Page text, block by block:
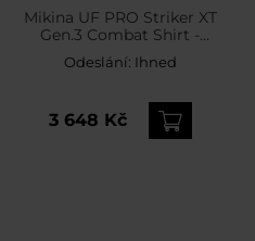
Mikina UF PRO Striker XT
Gen.3 Combat Shirt -
Navy Blue
Odeslání: Ihned
3 648 Kč